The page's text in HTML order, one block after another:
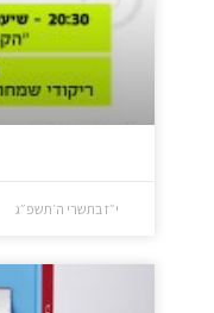
י״ז בתשרי ה׳תשפ״ג